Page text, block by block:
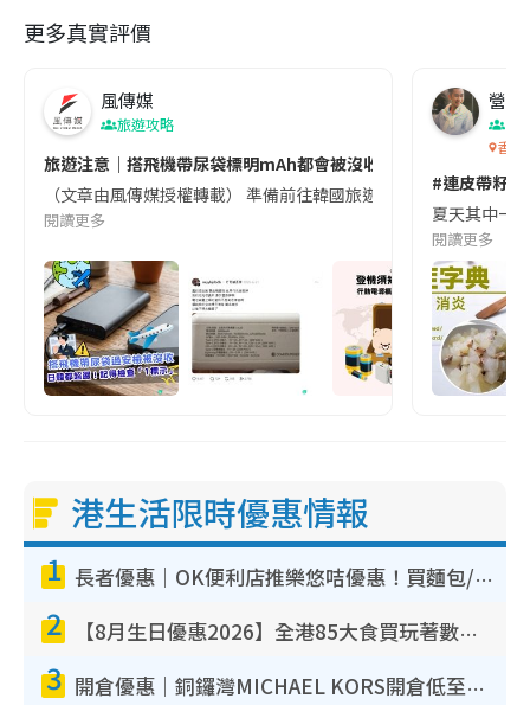
更多真實評價
風傳媒
旅遊攻略
旅遊注意｜搭飛機帶尿袋標明mAh都會被沒收😱出發前切記檢查
（文章由風傳媒授權轉載） 準備前往韓國旅遊的民眾，近期要
閱讀更多
營養
香港
#連皮帶籽
夏天其中一
閱讀更多
港生活限時優惠情報
1 長者優惠｜OK便利店推樂悠咭優惠！買麵包/牛奶/保健品拍卡即減
2 【8月生日優惠2026】全港85大食買玩著數攻略 自助餐/火鍋放題同行免費＋誠品/DONKI送現金券
3 開倉優惠｜銅鑼灣MICHAEL KORS開倉低至17折！直擊$500起買手袋/銀包/鞋款 必買經典Jet Set系列